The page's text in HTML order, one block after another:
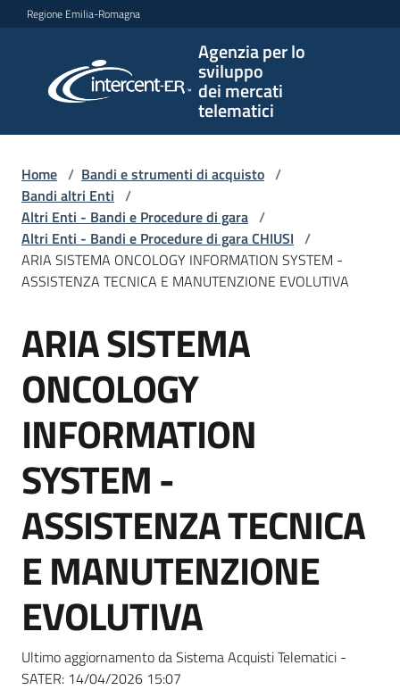
Vai al contenuto
Vai alla navigazione
Vai al footer
Regione Emilia-Romagna
Agenzia per lo
sviluppo
dei mercati
telematici
per lo
sviluppo
telematici
L'Agenzia
Bandi
e
di
Supporto
Piattaforme
telematiche
Home / Bandi e strumenti di acquisto /
Bandi altri Enti /
Altri Enti - Bandi e Procedure di gara /
Altri Enti - Bandi e Procedure di gara CHIUSI /
ARIA SISTEMA ONCOLOGY INFORMATION SYSTEM -
ASSISTENZA TECNICA E MANUTENZIONE EVOLUTIVA
Salta al contenuto
ARIA SISTEMA
ONCOLOGY
INFORMATION
SYSTEM -
ASSISTENZA TECNICA
E MANUTENZIONE
EVOLUTIVA
Ultimo aggiornamento da Sistema Acquisti Telematici -
SATER: 14/04/2026 15:07